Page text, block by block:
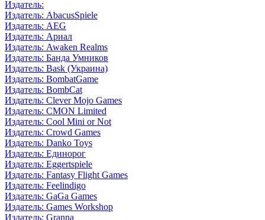
Издатель:
Издатель: AbacusSpiele
Издатель: AEG
Издатель: Ариал
Издатель: Awaken Realms
Издатель: Банда Умников
Издатель: Bask (Украина)
Издатель: BombatGame
Издатель: BombCat
Издатель: Clever Mojo Games
Издатель: CMON Limited
Издатель: Cool Mini or Not
Издатель: Crowd Games
Издатель: Danko Toys
Издатель: Единорог
Издатель: Eggertspiele
Издатель: Fantasy Flight Games
Издатель: Feelindigo
Издатель: GaGa Games
Издатель: Games Workshop
Издатель: Granna